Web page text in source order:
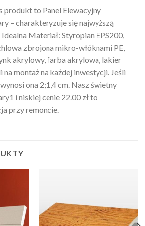
produkt to Panel Elewacyjny
– charakteryzuje się najwyższą
Materiał: Styropian EPS200,
zbrojona mikro-włóknami PE,
akrylowy, farba akrylowa, lakier
montaż na każdej inwestycji. Jeśli
ona 2;1,4 cm. Nasz świetny
i niskiej cenie 22.00 zł to
przy remoncie.